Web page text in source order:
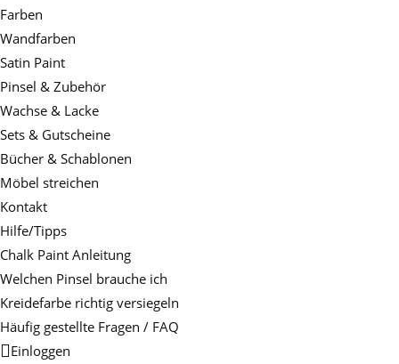
Farben
Wandfarben
Satin Paint
Pinsel & Zubehör
Wachse & Lacke
Sets & Gutscheine
Bücher & Schablonen
Möbel streichen
Kontakt
Hilfe/Tipps
Chalk Paint Anleitung
Welchen Pinsel brauche ich
Kreidefarbe richtig versiegeln
Häufig gestellte Fragen / FAQ
Einloggen